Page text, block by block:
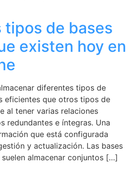
tipos de bases
existen hoy en
diferentes tipos de
eficientes que otros tipos de
al tener varias relaciones
redundantes e íntegras. Una
que está configurada
y actualización. Las bases
almacenar conjuntos […]